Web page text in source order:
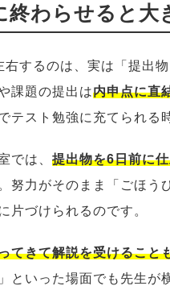
わらせると大
するのは、実は「提出
課題の提出は内申点に直
テスト勉強に充てられる
では、 提出物を6日前に
努力がそのまま「ごほ
片づけられるのです。
てきて解説を受けること
といった場面でも先生が